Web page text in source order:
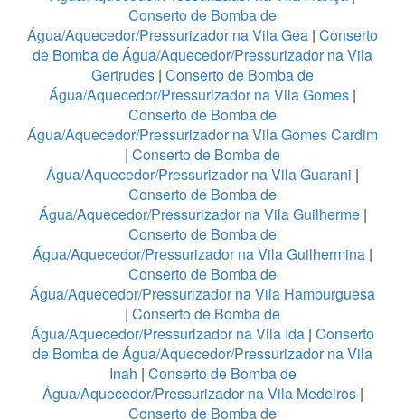
Conserto de Bomba de
Água/Aquecedor/Pressurizador na Vila Gea | Conserto
de Bomba de Água/Aquecedor/Pressurizador na Vila
Gertrudes | Conserto de Bomba de
Água/Aquecedor/Pressurizador na Vila Gomes |
Conserto de Bomba de
Água/Aquecedor/Pressurizador na Vila Gomes Cardim
| Conserto de Bomba de
Água/Aquecedor/Pressurizador na Vila Guarani |
Conserto de Bomba de
Água/Aquecedor/Pressurizador na Vila Guilherme|
Conserto de Bomba de
Água/Aquecedor/Pressurizador na Vila Guilhermina |
Conserto de Bomba de
Água/Aquecedor/Pressurizador na Vila Hamburguesa
| Conserto de Bomba de
Água/Aquecedor/Pressurizador na Vila Ida | Conserto
de Bomba de Água/Aquecedor/Pressurizador na Vila
Inah | Conserto de Bomba de
Água/Aquecedor/Pressurizador na Vila Medeiros|
Conserto de Bomba de